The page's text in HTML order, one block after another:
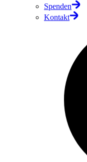
Spenden
Kontakt